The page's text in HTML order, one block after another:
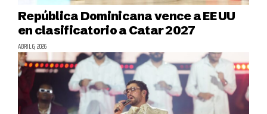
República Dominicana vence a EE UU
en clasificatorio a Catar 2027
ABRIL 6, 2026